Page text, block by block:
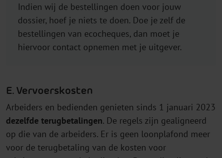
Indien wij de bestellingen doen voor jouw
dossier, hoef je niets te doen. Doe je zelf de
bestellingen van ecocheques, dan moet je
hiervoor contact opnemen met je uitgever.
E. Vervoerskosten
Arbeiders en bedienden genieten sinds 1 januari 2023
dezelfde terugbetalingen. De regels zijn gealigneerd
op die van de arbeiders. Er is geen loonplafond meer
voor de terugbetaling van de kosten voor